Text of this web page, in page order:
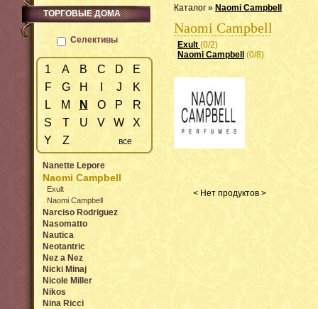
Каталог » Naomi Campbell
Naomi Campbell
Exult (0/2)
Naomi Campbell
(0/8)
< Нет продуктов >
ТОРГОВЫЕ ДОМА
Селективы
1 A B C D
E
F
G H J
K
L
M N O P
R
S
T U V W
X
Y
Z все
Nanette Lepore
Naomi Campbell
Exult
Naomi Campbell
Narciso Rodriguez
Nasomatto
Nautica
Neotantric
Nez a Nez
Nicki Minaj
Nicole Miller
Nikos
Nina Ricci